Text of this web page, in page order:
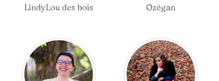
LindyLou des bois
Ozégan